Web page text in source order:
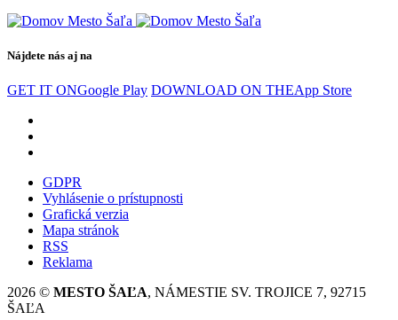
Nájdete nás aj na
GET IT ONGoogle Play DOWNLOAD ON THEApp Store
GDPR
Vyhlásenie o prístupnosti
Grafická verzia
Mapa stránok
RSS
Reklama
2026 © MESTO ŠAĽA, NÁMESTIE SV. TROJICE 7, 92715
ŠAĽA